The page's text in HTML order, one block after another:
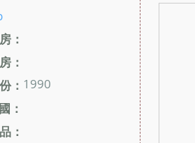
：
：
： 1990
：